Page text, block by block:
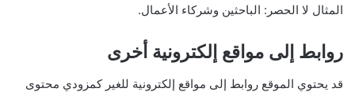
المثال لا الحصر: الباحثين وشركاء الأعمال.
روابط إلى مواقع إلكترونية أخرى
قد يحتوي الموقع روابط إلى مواقع إلكترونية للغير كمزودي محتوى